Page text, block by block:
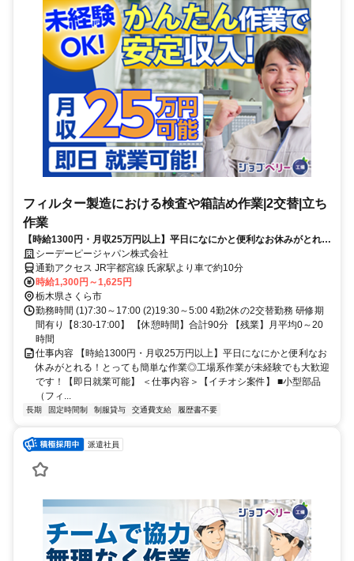
フィルター製造における検査や箱詰め作業|2交替|立ち
作業
【時給1300円・月収25万円以上】平日になにかと便利なお休みがとれ
る！とっても簡単な作業◎工場系作業が未経験でも大歓迎です！【即日
就業可能】
シーデーピージャパン株式会社
通勤アクセス JR宇都宮線 氏家駅より車で約10分
時給1,300円～1,625円
栃木県さくら市
勤務時間 (1)7:30～17:00 (2)19:30～5:00 4勤2休の2交替勤務 研修期
間有り【8:30-17:00】 【休憩時間】合計90分 【残業】月平均0～20
時間
仕事内容 【時給1300円・月収25万円以上】平日になにかと便利なお
休みがとれる！とっても簡単な作業◎工場系作業が未経験でも大歓迎
です！【即日就業可能】 ＜仕事内容＞【イチオシ案件】 ■小型部品
（フィ...
長期 固定時間制 制服貸与 交通費支給 履歴書不要
派遣社員